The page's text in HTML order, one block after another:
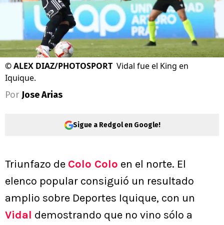
©ALEX DIAZ/PHOTOSPORT Vidal fue el King en
Iquique.
Por Jose Arias
Sigue a Redgol en Google!
Triunfazo de Colo Colo en el norte. El
elenco popular consiguió un resultado
amplio sobre Deportes Iquique, con un
Vidal demostrando que no vino sólo a